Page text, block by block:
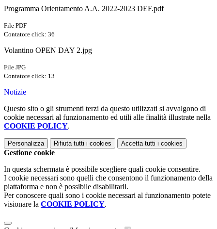
Programma Orientamento A.A. 2022-2023 DEF.pdf
File PDF
Contatore click: 36
Volantino OPEN DAY 2.jpg
File JPG
Contatore click: 13
Notizie
Questo sito o gli strumenti terzi da questo utilizzati si avvalgono di
cookie necessari al funzionamento ed utili alle finalità illustrate nella
COOKIE POLICY.
Personalizza Rifiuta tutti i cookies Accetta tutti i cookies
Gestione cookie
In questa schermata è possibile scegliere quali cookie consentire.
I cookie necessari sono quelli che consentono il funzionamento della
piattaforma e non è possibile disabilitarli.
Per conoscere quali sono i cookie necessari al funzionamento potete
visionare la COOKIE POLICY.